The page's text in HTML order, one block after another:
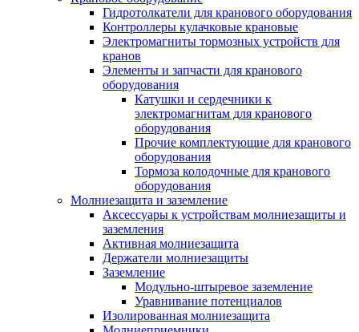
Гидротолкатели для кранового оборудования
Контроллеры кулачковые крановые
Электромагниты тормозных устройств для
кранов
Элементы и запчасти для кранового
оборудования
Катушки и сердечники к
электромагнитам для кранового
оборудования
Прочие комплектующие для кранового
оборудования
Тормоза колодочные для кранового
оборудования
Молниезащита и заземление
Аксессуары к устройствам молниезащиты и
заземления
Активная молниезащита
Держатели молниезащиты
Заземление
Модульно-штыревое заземление
Уравнивание потенциалов
Изолированная молниезащита